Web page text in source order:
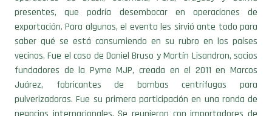
exportación. Para algunos, el evento les sirvió ante todo para
saber qué se está consumiendo en su rubro en los países
vecinos. Fue el caso de Daniel Bruso y Martín Lisandron, socios
fundadores de la Pyme MJP, creada en el 2011 en Marcos
Juárez, fabricantes de bombas centrífugas para
pulverizadoras. Fue su primera participación en una ronda de
negocios internacionales. Se reunieron con importadores de
Bolivia y de Brasil quienes les informaron sobre la fuerte